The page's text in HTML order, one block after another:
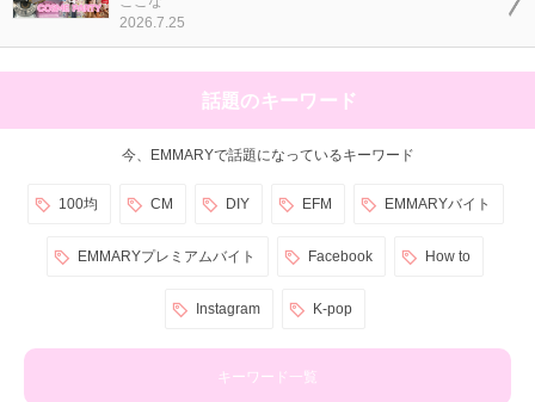
2026.7.25
話題のキーワード
今、EMMARYで話題になっているキーワード
100均 CM DIY EFM EMMARYバイト
EMMARYプレミアムバイト Facebook How to
Instagram K-pop
キーワード一覧